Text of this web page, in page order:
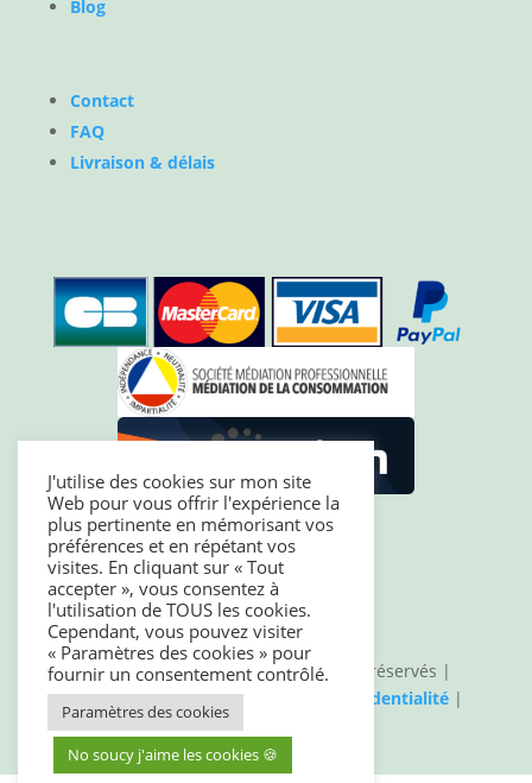
Blog
Contact
FAQ
Livraison & délais
© 2026 Baby no Soucy – Tous droits réservés |
Mentions légales|Politique de confidentialité|
J'utilise des cookies sur mon site
Web pour vous offrir l'expérience la
plus pertinente en mémorisant vos
préférences et en répétant vos
visites. En cliquant sur « Tout
accepter », vous consentez à
l'utilisation de TOUS les cookies.
Cependant, vous pouvez visiter
« Paramètres des cookies » pour
fournir un consentement contrôlé.
Paramètres des cookies
No soucy j'aime les cookies 🍪